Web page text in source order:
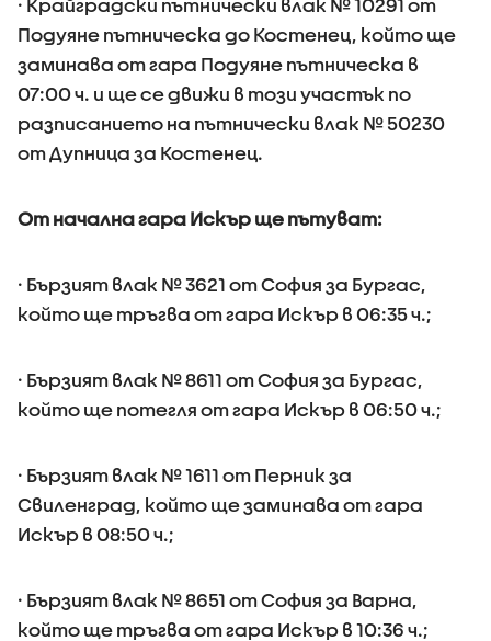
· Крайградски пътнически влак № 10291 от
Подуяне пътническа до Костенец, който ще
заминава от гара Подуяне пътническа в
07:00 ч. и ще се движи в този участък по
разписанието на пътнически влак № 50230
от Дупница за Костенец.
От начална гара Искър ще пътуват:
· Бързият влак № 3621 от София за Бургас,
който ще тръгва от гара Искър в 06:35 ч.;
· Бързият влак № 8611 от София за Бургас,
който ще потегля от гара Искър в 06:50 ч.;
· Бързият влак № 1611 от Перник за
Свиленград, който ще заминава от гара
Искър в 08:50 ч.;
· Бързият влак № 8651 от София за Варна,
който ще тръгва от гара Искър в 10:36 ч.;